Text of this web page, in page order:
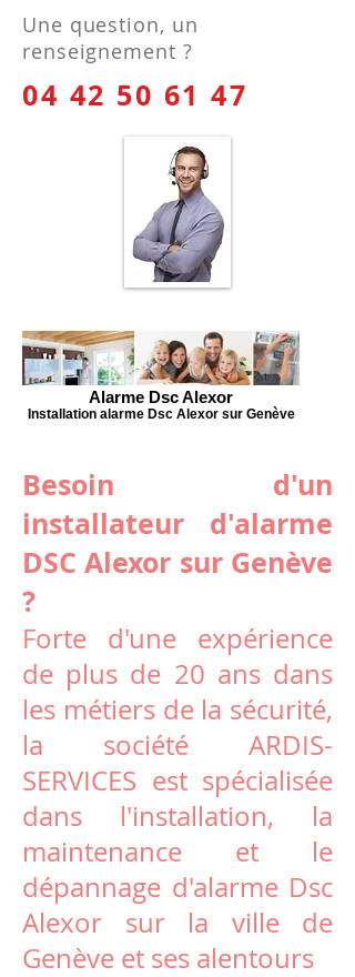
Alarme Dsc Alexor
Installation alarme Dsc Alexor sur Genève
Besoin d'un
installateur d'alarme
DSC Alexor sur Genève
?
Forte d'une expérience
de plus de 20 ans dans
les métiers de la sécurité,
la société ARDIS-
SERVICES est spécialisée
dans l'installation, la
maintenance et le
dépannage d'alarme Dsc
Alexor sur la ville de
Genève et ses alentours
Une question, un
renseignement ?
04 42 50 61 47